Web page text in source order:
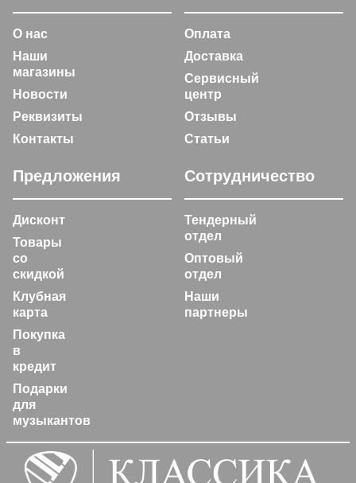
О нас
Наши
магазины
Новости
Реквизиты
Контакты
Оплата
Доставка
Сервисный
центр
Отзывы
Статьи
Предложения
Дисконт
Товары
со
скидкой
Клубная
карта
Покупка
в
кредит
Подарки
для
музыкантов
Сотрудничество
Тендерный
отдел
Оптовый
отдел
Наши
партнеры